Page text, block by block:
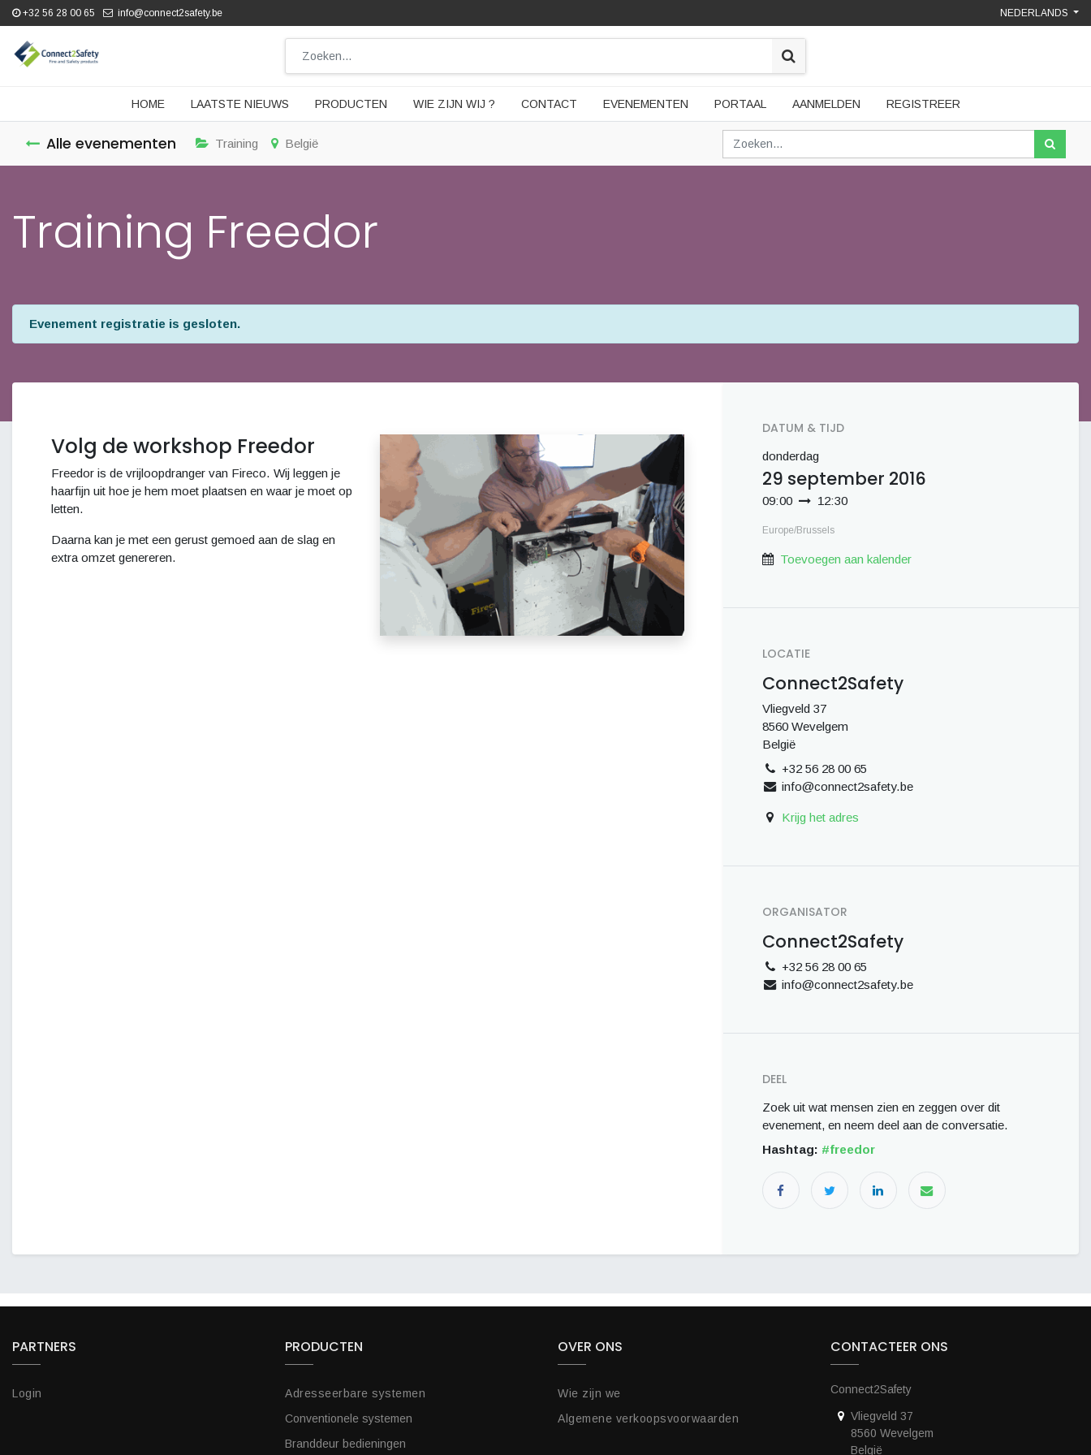
+32 56 28 00 65 info@connect2safety.be NEDERLANDS
HOME LAATSTE NIEUWS PRODUCTEN WIE ZIJN WIJ ? CONTACT EVENEMENTEN PORTAAL AANMELDEN REGISTREER
Alle evenementen Training België
Training Freedor
Evenement registratie is gesloten.
Volg de workshop Freedor
Freedor is de vrijloopdranger van Fireco. Wij leggen je
haarfijn uit hoe je hem moet plaatsen en waar je moet op
letten.
Daarna kan je met een gerust gemoed aan de slag en
extra omzet genereren.
DATUM & TIJD
donderdag
29 september 2016
09:00 12:30
Europe/Brussels
Toevoegen aan kalender
LOCATIE
Connect2Safety
Vliegveld 37
8560 Wevelgem
België
+32 56 28 00 65
info@connect2safety.be
Krijg het adres
ORGANISATOR
Connect2Safety
+32 56 28 00 65
info@connect2safety.be
DEEL
Zoek uit wat mensen zien en zeggen over dit
evenement, en neem deel aan de conversatie.
Hashtag: #freedor
PARTNERS
Login
PRODUCTEN
Adresseerbare systemen
Conventionele systemen
Branddeur bedieningen
OVER ONS
Wie zijn we
Algemene verkoopsvoorwaarden
CONTACTEER ONS
Connect2Safety
Vliegveld 37
8560 Wevelgem
België